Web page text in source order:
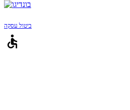
ביטול עסקה
accessible